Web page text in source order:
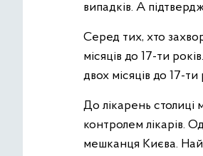
випадків. А
Серед тих, хто
місяців до 17-ти
двох місяців до 17-ти
До лікарень столиці
контролем лікарів.
мешканця Києва.